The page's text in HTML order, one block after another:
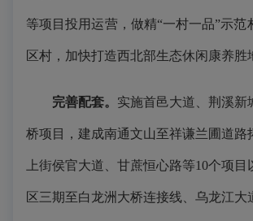
等项目投用运营，做精“一村一品”示范
区村，加快打造西北部生态休闲康养胜
完善配套。 实施首邑大道、荆溪新
桥项目，建成南通文山至祥谦兰圃道路
上街侯官大道、甘蔗恒心路等10个项
区三期至白龙洲大桥连接线、乌龙江大